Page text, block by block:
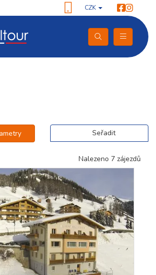
CZK
Seřadit
Nalezeno 7 zájezdů